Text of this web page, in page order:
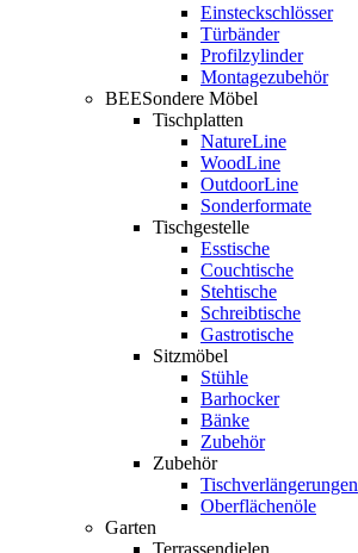
Einsteckschlösser
Türbänder
Profilzylinder
Montagezubehör
BEESondere Möbel
Tischplatten
NatureLine
WoodLine
OutdoorLine
Sonderformate
Tischgestelle
Esstische
Couchtische
Stehtische
Schreibtische
Gastrotische
Sitzmöbel
Stühle
Barhocker
Bänke
Zubehör
Zubehör
Tischverlängerungen
Oberflächenöle
Garten
Terrassendielen